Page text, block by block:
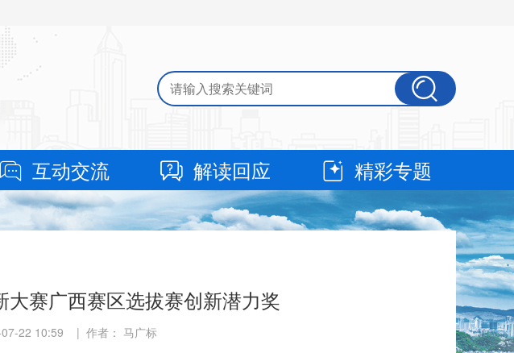
互动交流 解读回应 精彩专题
赛广西赛区选拔赛创新潜力奖
22 10:59 | 作者： 马广标